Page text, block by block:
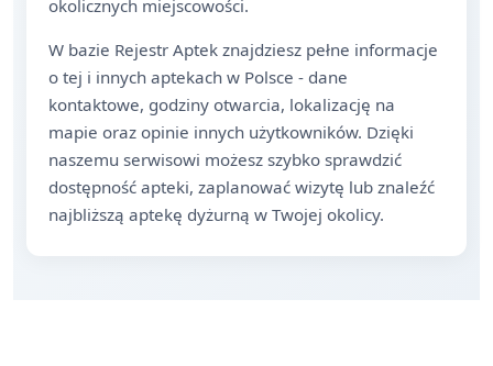
okolicznych miejscowości.
W bazie Rejestr Aptek znajdziesz pełne informacje
o tej i innych aptekach w Polsce - dane
kontaktowe, godziny otwarcia, lokalizację na
mapie oraz opinie innych użytkowników. Dzięki
naszemu serwisowi możesz szybko sprawdzić
dostępność apteki, zaplanować wizytę lub znaleźć
najbliższą aptekę dyżurną w Twojej okolicy.